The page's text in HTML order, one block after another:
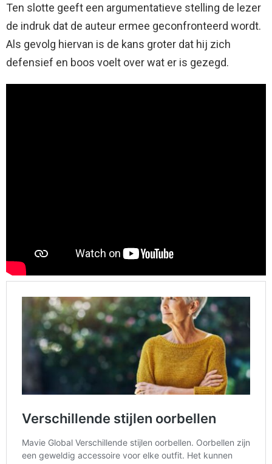
Ten slotte geeft een argumentatieve stelling de lezer
de indruk dat de auteur ermee geconfronteerd wordt.
Als gevolg hiervan is de kans groter dat hij zich
defensief en boos voelt over wat er is gezegd.